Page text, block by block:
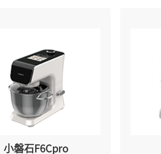
小磐石F6Cpro